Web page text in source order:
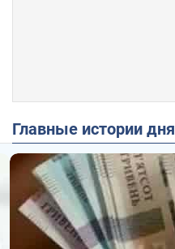
Главные истории дня